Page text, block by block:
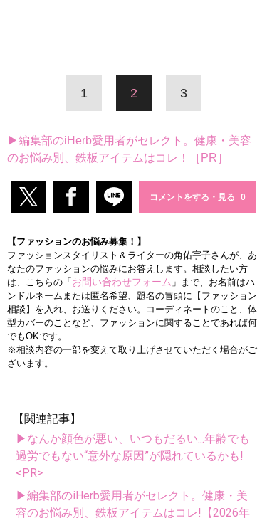
1 2 3
▶編集部のiHerb愛用者がセレクト。健康・美容
のお悩み別、鉄板アイテムはコレ！［PR］
コメントをする・見る
【ファッションのお悩み募集！】
ファッションスタイリスト＆ライターの角佑宇子さんが、あ
なたのファッションの悩みにお答えします。相談したい方
は、こちらの「 お問い合わせフォーム 」まで、お名前はハ
ンドルネームまたは匿名希望、題名の冒頭に【ファッション
相談】を入れ、お送りください。コーディネートのこと、体
型カバーのことなど、ファッションに関することであれば何
でもOKです。
※相談内容の一部を変えて取り上げさせていただく場合がご
ざいます。
【関連記事】
▶なんか顔色が悪い、いつもだるい...年齢でも
過労でもない“意外な原因”が隠れているかも!
<PR>
▶編集部のiHerb愛用者がセレクト。健康・美
容のお悩み別、鉄板アイテムはコレ!【2026年